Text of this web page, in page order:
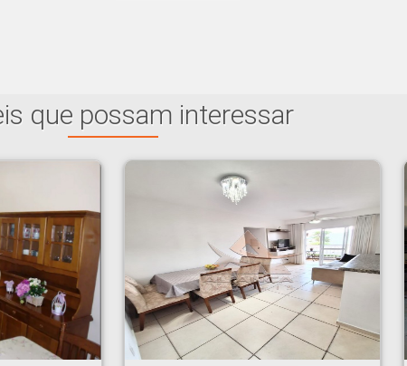
que possam interessar
Apartamento - Palmares - Ribeirão Preto